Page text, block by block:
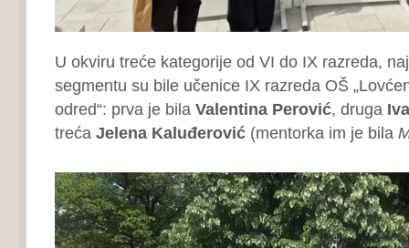
U okviru treće kategorije od VI do IX razreda,
segmentu su bile učenice IX razreda OŠ
odred“: prva je bila Valentina Perović, druga
treća Jelena Kaluđerović(mentorka im je bila